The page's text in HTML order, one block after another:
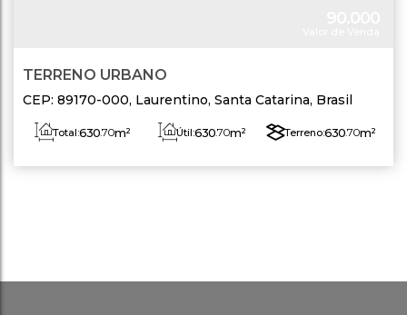
TERRENO URBANO
CEP: 89170-000, Laurentino, Santa Catarina, Brasil
Total:630.70m² Útil:630.70m² Terreno:630.70m²